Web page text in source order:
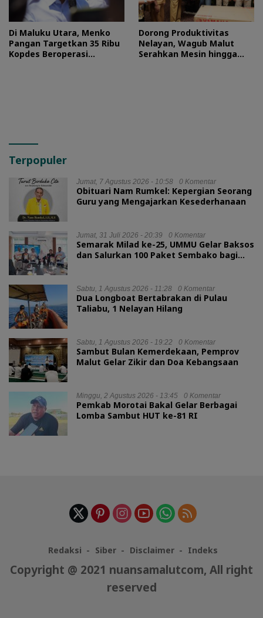
Di Maluku Utara, Menko
Pangan Targetkan 35 Ribu
Kopdes Beroperasi
Dorong Produktivitas
Nelayan, Wagub Malut
Serahkan Mesin hingga
Terpopuler
Jumat, 7 Agustus 2026 - 10:58 0 Komentar
Obituari Nam Rumkel: Kepergian Seorang
Guru yang Mengajarkan Kesederhanaan
Jumat, 31 Juli 2026 - 20:39 0 Komentar
Semarak Milad ke-25, UMMU Gelar Baksos
dan Salurkan 100 Paket Sembako bagi
Sabtu, 1 Agustus 2026 - 11:28 0 Komentar
Dua Longboat Bertabrakan di Pulau
Taliabu, 1 Nelayan Hilang
Sabtu, 1 Agustus 2026 - 19:22 0 Komentar
Sambut Bulan Kemerdekaan, Pemprov
Malut Gelar Zikir dan Doa Kebangsaan
Minggu, 2 Agustus 2026 - 13:45 0 Komentar
Pemkab Morotai Bakal Gelar Berbagai
Lomba Sambut HUT ke-81 RI
Redaksi Siber Disclaimer Indeks
Copyright @ 2021 nuansamalutcom, All right
reserved